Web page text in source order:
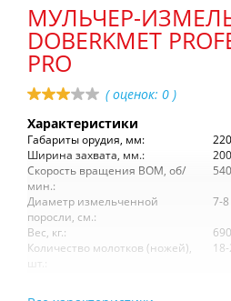
МУЛЬЧЕР-
DOBERKMET
PRO
( оценок: 0 )
Характеристики
Габариты орудия, мм:
Ширина захвата, мм.:
Скорость вращения ВОМ, об/
мин.:
540
Диаметр измельченной
поросли, см.:
7-8
Вес, кг.:
Количество молотков (ножей),
шт.: